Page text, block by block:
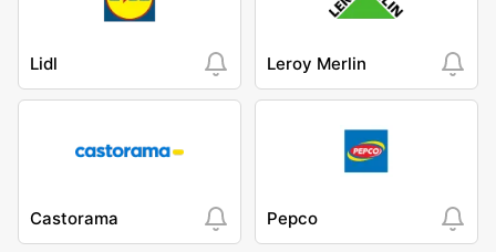
Lidl Leroy Merlin
Castorama Pepco